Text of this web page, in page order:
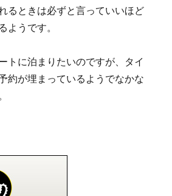
るときは必ずと言っていいほど
ようです。
トに泊まりたいのですが、タイ
約が埋まっているようでなかな